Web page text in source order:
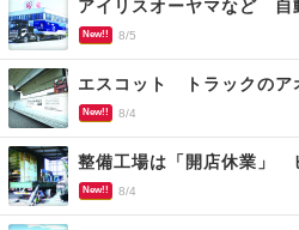
アイリスオーヤマなど 自
New!! 8/5
エスコット トラックのア
New!! 8/4
整備工場は「開店休業」
New!! 8/4